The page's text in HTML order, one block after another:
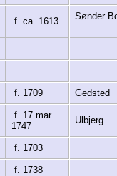
f. ca. 1613 Sønder
f. 1709 Gedsted
f. 17 mar.
1747
Ulbjerg
f. 1703
f. 1738